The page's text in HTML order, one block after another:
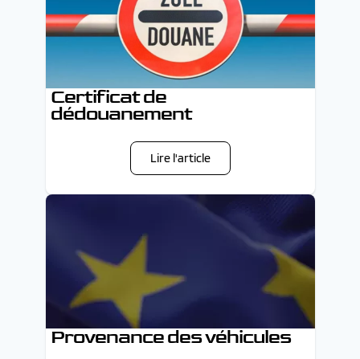
Certificat de
dédouanement
Lire l'article
Provenance des véhicules